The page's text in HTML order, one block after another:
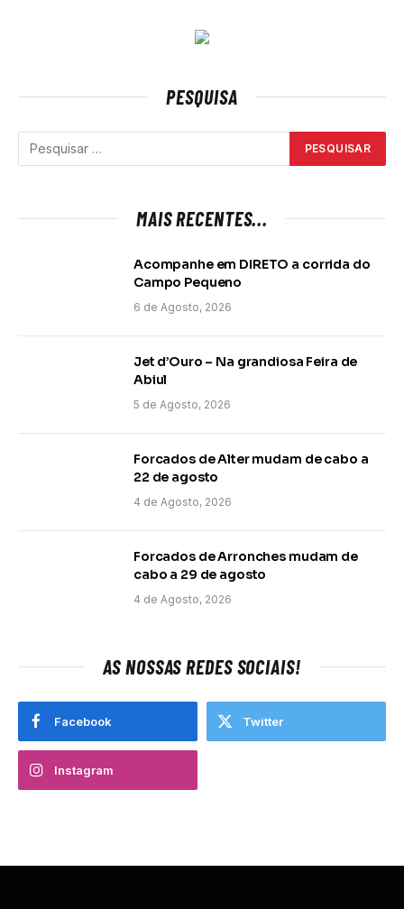
PESQUISA
MAIS RECENTES...
Acompanhe em DIRETO a corrida do
Campo Pequeno
6 de Agosto, 2026
Jet d’Ouro – Na grandiosa Feira de
Abiul
5 de Agosto, 2026
Forcados de Alter mudam de cabo a
22 de agosto
4 de Agosto, 2026
Forcados de Arronches mudam de
cabo a 29 de agosto
4 de Agosto, 2026
AS NOSSAS REDES SOCIAIS!
Facebook Twitter
Instagram